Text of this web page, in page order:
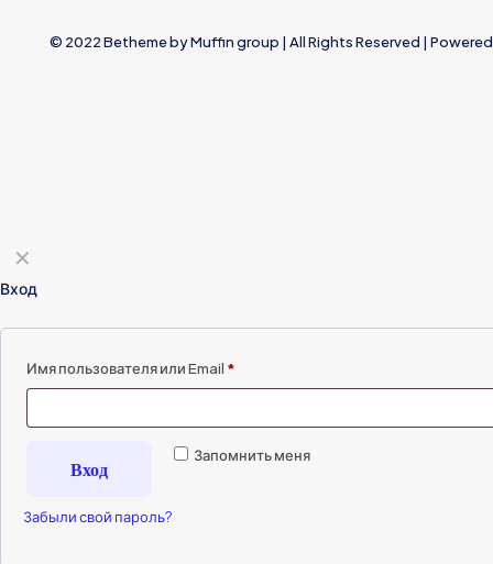
© 2022 Betheme byMuffin group | All Rights Reserved |
✕
Вход
Имя пользователя или Email *
Запомнить меня
Вход
Забыли свой пароль?